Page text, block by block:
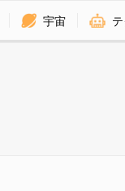
宇宙